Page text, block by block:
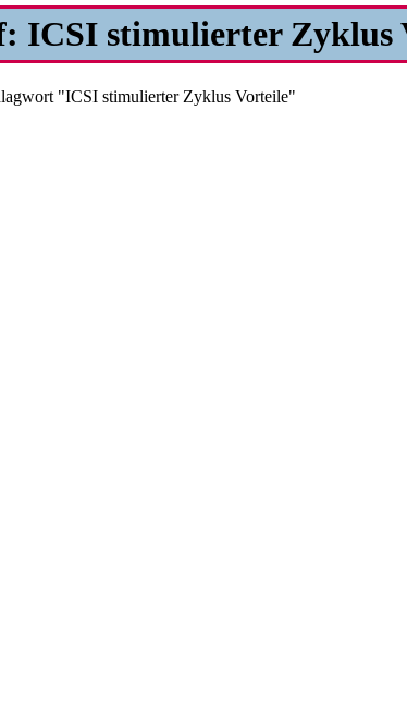
ICSI stimulierter Zyklus
"ICSI stimulierter Zyklus Vorteile"